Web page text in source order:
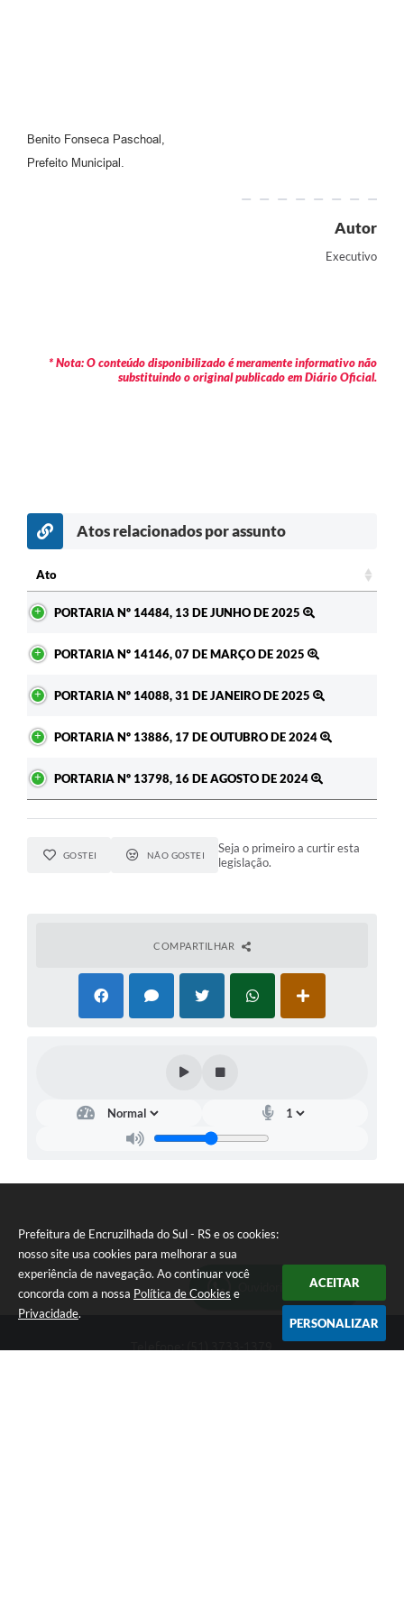
Prefeitura de Encruzilhada do Sul - RS e os cookies:
nosso site usa cookies para melhorar a sua
experiência de navegação. Ao continuar você
concorda com a nossa Política de Cookies e
Privacidade.
ACEITAR
PERSONALIZAR
Benito Fonseca Paschoal,
Prefeito Municipal.
Autor
Executivo
* Nota: O conteúdo disponibilizado é meramente informativo não
substituindo o original publicado em Diário Oficial.
Atos relacionados por assunto
Ato
PORTARIA Nº 14484, 13 DE JUNHO DE 2025
PORTARIA Nº 14146, 07 DE MARÇO DE 2025
PORTARIA Nº 14088, 31 DE JANEIRO DE 2025
PORTARIA Nº 13886, 17 DE OUTUBRO DE 2024
PORTARIA Nº 13798, 16 DE AGOSTO DE 2024
GOSTEI NÃO GOSTEI
Seja o primeiro a curtir esta
legislação.
COMPARTILHAR
Ouvidoria Municipal